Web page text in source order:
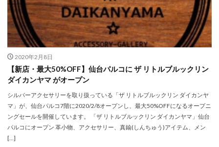
2020年2月8日
【新店・最大50%OFF】仙台パルコに ザ リトルブルックリン
ダイカンヤマ がオープン
シルバーアクセサリーを取り扱っている「ザ リトルブルックリン ダイカンヤ
マ」が、仙台パルコ7階に2020/2/8オープンし、最大50%OFFになるオープニ
ングセールを開催しています。 「ザ リトルブルックリン ダイカンヤマ」仙台
パルコにオープン 革小物、アクセサリー、真鍮(しんちゅう)アイテム、メン
[…]
クリスロード店
クリーンテックス・ジャパン
グッズ
グラマル
グランドセイコーフェア
グリーンルーム
グループラン
グレイ
グローバルユニット
ケミカルリアクション
ケーティーキヨコタカセ
ゲッターズ飯田
コムサプラチナ
コラボ
コラボアイテム
コラボ企画
コロンビア コーチ
コーチメンズ
コート
コーナー ゴスペルライブ
サイン会